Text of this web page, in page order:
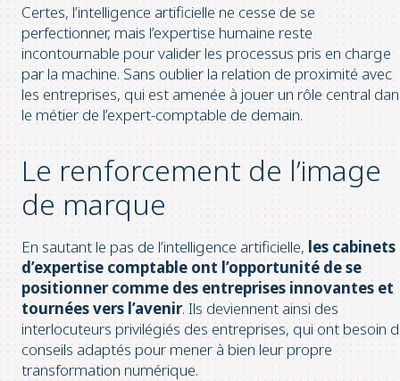
Certes, l’intelligence artificielle ne cesse de se
perfectionner, mais l’expertise humaine reste
incontournable pour valider les processus pris en charge
par la machine. Sans oublier la relation de proximité avec
les entreprises, qui est amenée à jouer un rôle central
le métier de l’expert-comptable de demain.
Le renforcement de l’image
de marque
En sautant le pas de l’intelligence artificielle, les cabinets
d’expertise comptable ont l’opportunité de se
positionner comme des entreprises innovantes et
tournées vers l’avenir. Ils deviennent ainsi des
interlocuteurs privilégiés des entreprises, qui ont besoin
conseils adaptés pour mener à bien leur propre
transformation numérique.